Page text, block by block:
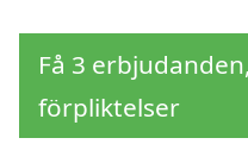
Få 3
förpliktelser